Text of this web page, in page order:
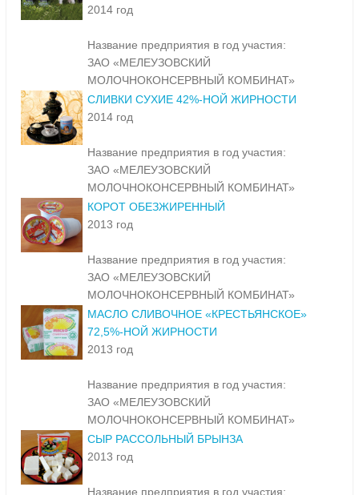
2014 год
Название предприятия в год участия:
ЗАО «МЕЛЕУЗОВСКИЙ
МОЛОЧНОКОНСЕРВНЫЙ КОМБИНАТ»
СЛИВКИ СУХИЕ 42%-НОЙ ЖИРНОСТИ
2014 год
Название предприятия в год участия:
ЗАО «МЕЛЕУЗОВСКИЙ
МОЛОЧНОКОНСЕРВНЫЙ КОМБИНАТ»
КОРОТ ОБЕЗЖИРЕННЫЙ
2013 год
Название предприятия в год участия:
ЗАО «МЕЛЕУЗОВСКИЙ
МОЛОЧНОКОНСЕРВНЫЙ КОМБИНАТ»
МАСЛО СЛИВОЧНОЕ «КРЕСТЬЯНСКОЕ»
72,5%-НОЙ ЖИРНОСТИ
2013 год
Название предприятия в год участия:
ЗАО «МЕЛЕУЗОВСКИЙ
МОЛОЧНОКОНСЕРВНЫЙ КОМБИНАТ»
СЫР РАССОЛЬНЫЙ БРЫНЗА
2013 год
Название предприятия в год участия: